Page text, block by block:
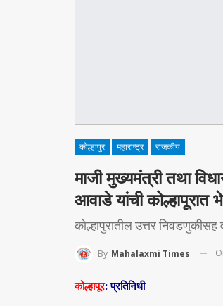
कोल्हापुर महाराष्ट्र राजकीय
माजी मुख्यमंत्री तथा
आवाडे यांची कोल्हापूरात
कोल्हापुरातील उत्तर निवडणुकीसह
By Mahalaxmi Times
कोल्हापूर: प्रतिनिधी